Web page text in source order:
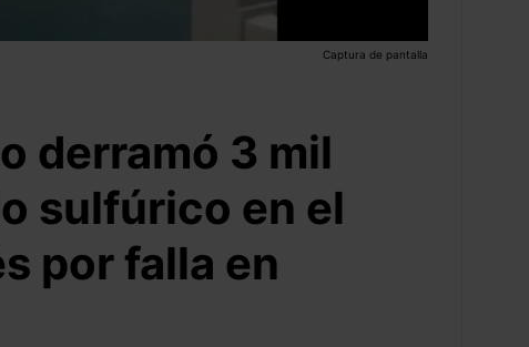
Captura de pantalla
derramó 3 mil
sulfúrico en el
por falla en